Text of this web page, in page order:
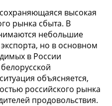
высокая
рынка сбыта. В
небольшие
но в основном
в России
объясняется,
российского рынка
продовольствия.